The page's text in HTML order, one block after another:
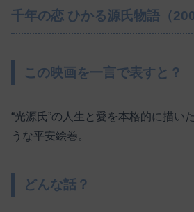
千年の恋 ひかる源氏物語（
この映画を一言で表すと？
“光源氏”の人生と愛を本格的に描い
うな平安絵巻。
どんな話？